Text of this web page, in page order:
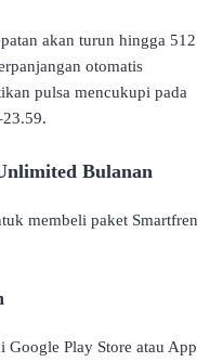
akan turun hingga 512
otomatis
pulsa mencukupi pada
Bulanan
membeli paket Smartfren
Play Store atau App